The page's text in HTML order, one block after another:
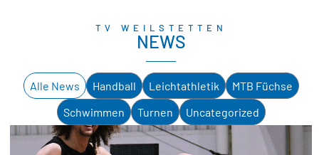
TV WEILSTETTEN
NEWS
Handball Leichtathletik
MTB Füchse
Schwimmen
Turnen Uncategorized
Alle News